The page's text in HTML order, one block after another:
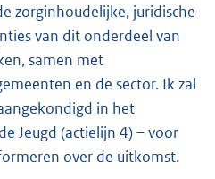
zorginhoudelijke, juridische
van dit onderdeel van
samen met
en de sector. Ik zal
in het
Jeugd (actielijn 4) – voor
over de uitkomst.